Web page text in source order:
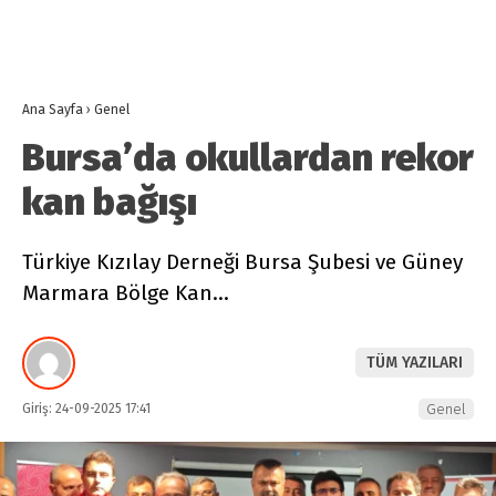
Ana Sayfa › Genel
Bursa’da okullardan rekor
kan bağışı
Türkiye Kızılay Derneği Bursa Şubesi ve Güney
Marmara Bölge Kan…
TÜM YAZILARI
Giriş: 24-09-2025 17:41 Genel